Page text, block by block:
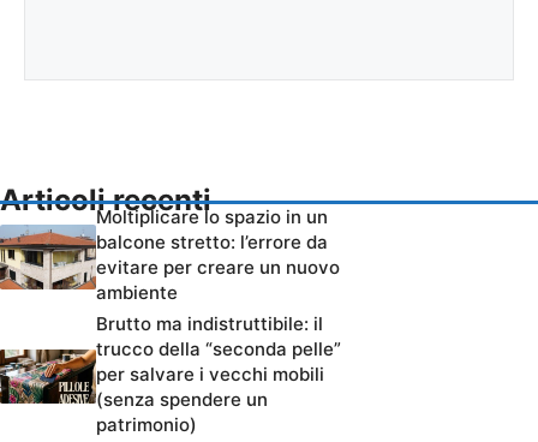
Articoli recenti
Moltiplicare lo spazio in un
balcone stretto: l’errore da
evitare per creare un nuovo
ambiente
Brutto ma indistruttibile: il
trucco della “seconda pelle”
per salvare i vecchi mobili
(senza spendere un
patrimonio)